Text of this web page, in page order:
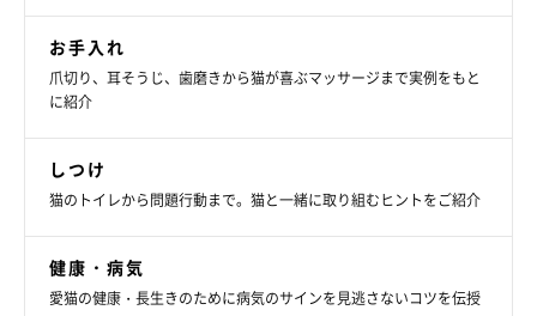
お手入れ
爪切り、耳そうじ、歯磨きから猫が喜ぶマッサージまで実例をもと
に紹介
しつけ
猫のトイレから問題行動まで。猫と一緒に取り組むヒントをご紹介
健康・病気
愛猫の健康・長生きのために病気のサインを見逃さないコツを伝授